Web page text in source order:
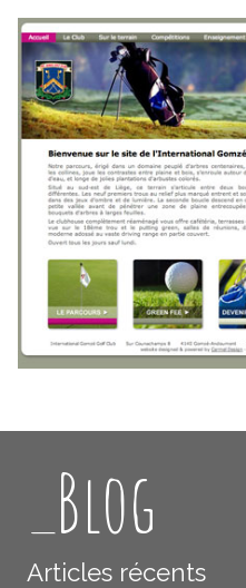
_Blog
Articles récents